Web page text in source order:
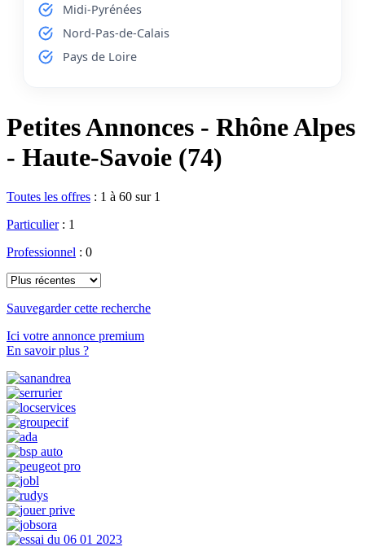
Midi-Pyrénées
Nord-Pas-de-Calais
Pays de Loire
Petites Annonces - Rhône Alpes
- Haute-Savoie (74)
Toutes les offres : 1 à 60 sur 1
Particulier: 1
Professionnel : 0
Sauvegarder cette recherche
Ici votre annonce premium
En savoir plus ?